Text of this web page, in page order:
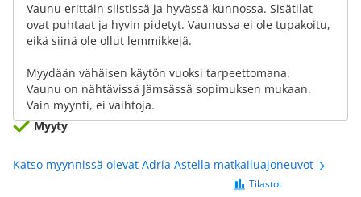
Vaunu erittäin siistissä ja hyvässä kunnossa. Sisätilat
ovat puhtaat ja hyvin pidetyt. Vaunussa ei ole tupakoitu,
eikä siinä ole ollut lemmikkejä.
Myydään vähäisen käytön vuoksi tarpeettomana.
Vaunu on nähtävissä Jämsässä sopimuksen mukaan.
Vain myynti, ei vaihtoja.
Myyty
Katso myynnissä olevat Adria Astella matkailuajoneuvot
Tilastot